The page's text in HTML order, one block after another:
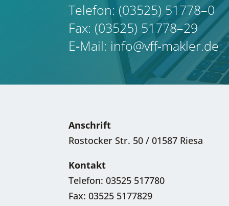
Tele­fon: (03525) 51778–0
Fax: (03525) 51778–29
E‑Mail: info@vff-makler.de
Anschrift
Rostocker Str. 50 / 01587 Riesa
Kontakt
Telefon: 03525 517780
Fax: 03525 5177829